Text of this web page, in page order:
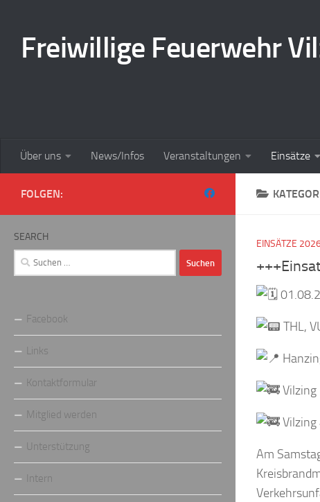
Freiwillige Feuerwehr
Über uns News/Infos Veranstaltungen Einsätze
EINSÄTZE
THL,
Vilzing
Vilzing
Am
FOLGEN:
SEARCH
Suchen
nach:
Facebook
Links
Kontaktformular
Mitglied werden
Unterstützung
Intern